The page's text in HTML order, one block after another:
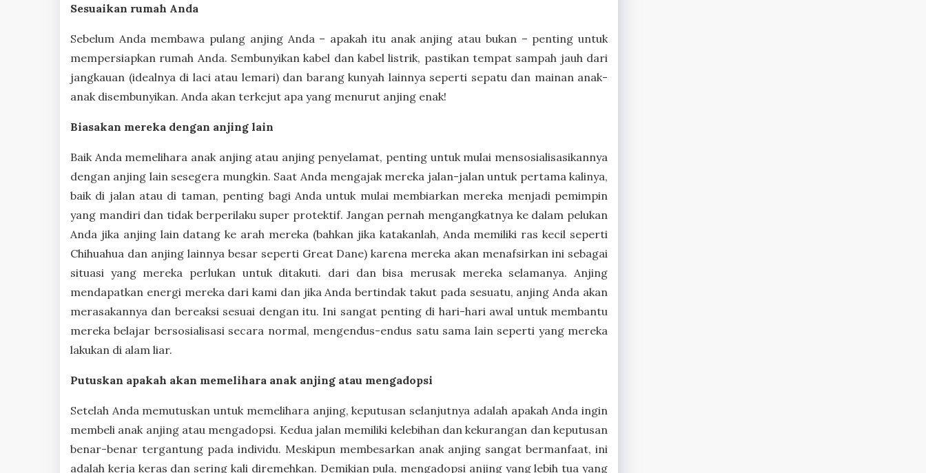
Sesuaikan rumah Anda
Sebelum Anda membawa pulang anjing Anda – apakah itu anak anjing atau bukan – penting untuk
mempersiapkan rumah Anda. Sembunyikan kabel dan kabel listrik, pastikan tempat sampah jauh dari
jangkauan (idealnya di laci atau lemari) dan barang kunyah lainnya seperti sepatu dan mainan anak-
anak disembunyikan. Anda akan terkejut apa yang menurut anjing enak!
Biasakan mereka dengan anjing lain
Baik Anda memelihara anak anjing atau anjing penyelamat, penting untuk mulai mensosialisasikannya
dengan anjing lain sesegera mungkin. Saat Anda mengajak mereka jalan-jalan untuk pertama kalinya,
baik di jalan atau di taman, penting bagi Anda untuk mulai membiarkan mereka menjadi pemimpin
yang mandiri dan tidak berperilaku super protektif. Jangan pernah mengangkatnya ke dalam pelukan
Anda jika anjing lain datang ke arah mereka (bahkan jika katakanlah, Anda memiliki ras kecil seperti
Chihuahua dan anjing lainnya besar seperti Great Dane) karena mereka akan menafsirkan ini sebagai
situasi yang mereka perlukan untuk ditakuti. dari dan bisa merusak mereka selamanya. Anjing
mendapatkan energi mereka dari kami dan jika Anda bertindak takut pada sesuatu, anjing Anda akan
merasakannya dan bereaksi sesuai dengan itu. Ini sangat penting di hari-hari awal untuk membantu
mereka belajar bersosialisasi secara normal, mengendus-endus satu sama lain seperti yang mereka
lakukan di alam liar.
Putuskan apakah akan memelihara anak anjing atau mengadopsi
Setelah Anda memutuskan untuk memelihara anjing, keputusan selanjutnya adalah apakah Anda ingin
membeli anak anjing atau mengadopsi. Kedua jalan memiliki kelebihan dan kekurangan dan keputusan
benar-benar tergantung pada individu. Meskipun membesarkan anak anjing sangat bermanfaat, ini
adalah kerja keras dan sering kali diremehkan. Demikian pula, mengadopsi anjing yang lebih tua yang